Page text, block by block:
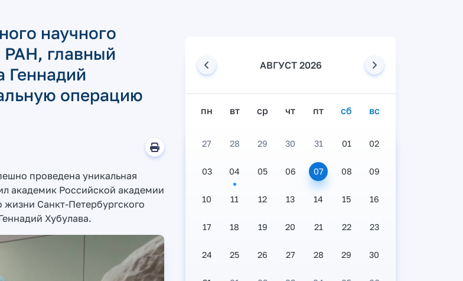
научного
главный
Геннадий
операцию
проведена уникальная
академик Российской академии
жизни Санкт-Петербургского
Хубулава.
АВГУСТ 2026
пн вт ср чт пт сб вс
27 28 29 30 31 01 02
03 04 05 06 07 08 09
10 11 12 13 14 15 16
17 18 19 20 21 22 23
24 25 26 27 28 29 30